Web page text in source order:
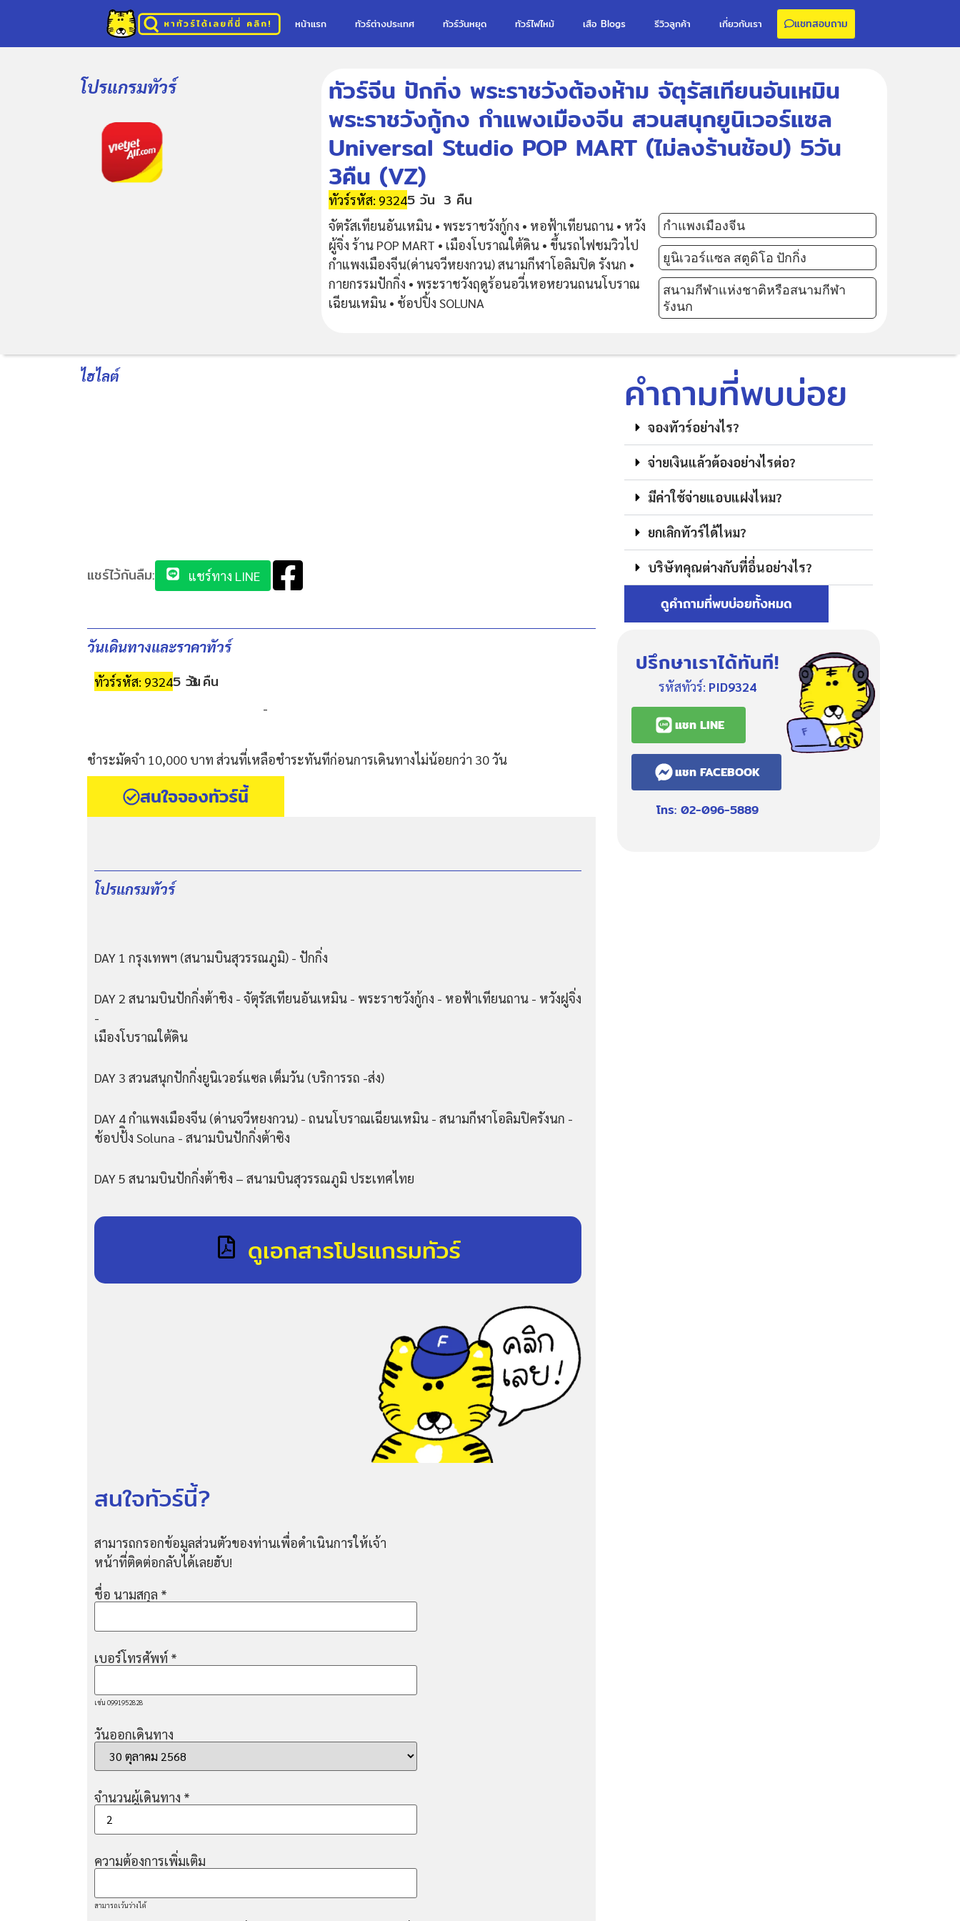
หน้าแรก ทัวร์ต่างประเทศ ทัวร์วันหยุด ทัวร์ไฟไหม้ เสือ Blogs รีวิวลูกค้า เกี่ยวกับเรา แชทสอบถาม
โปรแกรมทัวร์
ทัวร์จีน ปักกิ่ง พระราชวังต้องห้าม จัตุรัสเทียนอันเหมิน
พระราชวังกู้กง กำแพงเมืองจีน สวนสนุกยูนิเวอร์แซล
Universal Studio POP MART (ไม่ลงร้านช้อป) 5วัน
3คืน (VZ)
ทัวร์รหัส: 93245 วัน 3 คืน
จัตรัสเทียนอันเหมิน • พระราชวังกู้กง • หอฟ้าเทียนถาน • หวัง
ผู้จิ่ง ร้าน POP MART • เมืองโบราณใต้ดิน • ขึ้นรถไฟชมวิวไป
กำแพงเมืองจีน(ด่านจวีหยงกวน) สนามกีฬาโอลิมปิด รังนก •
กายกรรมปักกิ่ง • พระราชวังฤดูร้อนอวี่เหอหยวนถนนโบราณ
เฉียนเหมิน • ช้อปปิ้ง SOLUNA
กำแพงเมืองจีน
ยูนิเวอร์แซล สตูดิโอ ปักกิ่ง
สนามกีฬาแห่งชาติหรือสนามกีฬา
รังนก
ไฮไลต์
แชร์ไว้กันลืม: แชร์ทาง LINE
วันเดินทางและราคาทัวร์
ทัวร์รหัส: 93245 วัน3 คืน
-
ชำระมัดจำ 10,000 บาท ส่วนที่เหลือชำระทันทีก่อนการเดินทางไม่น้อยกว่า 30 วัน
สนใจจองทัวร์นี้
โปรแกรมทัวร์
DAY 1 กรุงเทพฯ (สนามบินสุวรรณภูมิ) - ปักกิ่ง
DAY 2 สนามบินปักกิ่งต้าชิง - จัตุรัสเทียนอันเหมิน - พระราชวังกู้กง - หอฟ้าเทียนถาน - หวังฝูจิ่ง
-
เมืองโบราณใต้ดิน
DAY 3 สวนสนุกปักกิ่งยูนิเวอร์แซล เต็มวัน (บริการรถ -ส่ง)
DAY 4 กำแพงเมืองจีน (ด่านจวีหยงกวน) - ถนนโบราณเฉียนเหมิน - สนามกีฬาโอลิมปิครังนก -
ช้อปป้ิง Soluna - สนามบินปักกิ่งต้าซิง
DAY 5 สนามบินปักกิ่งต้าชิง – สนามบินสุวรรณภูมิ ประเทศไทย
ดูเอกสารโปรแกรมทัวร์
สนใจทัวร์นี้?
สามารถกรอกข้อมูลส่วนตัวของท่านเพื่อดำเนินการให้เจ้า
หน้าที่ติดต่อกลับได้เลยฮับ!
ชื่อ นามสกุล *
เบอร์โทรศัพท์ *
เช่น 0991952828
วันออกเดินทาง
จำนวนผู้เดินทาง *
ความต้องการเพิ่มเติม
สามารถเว้นว่างได้
คำถามที่พบบ่อย
จองทัวร์อย่างไร?
จ่ายเงินแล้วต้องอย่างไรต่อ?
มีค่าใช้จ่ายแอบแฝงไหม?
ยกเลิกทัวร์ได้ไหม?
บริษัทคุณต่างกับที่อื่นอย่างไร?
ดูคำถามที่พบบ่อยทั้งหมด
ปรึกษาเราได้ทันที!
รหัสทัวร์: PID9324
แชท LINE
แชท FACEBOOK
โทร: 02-096-5889